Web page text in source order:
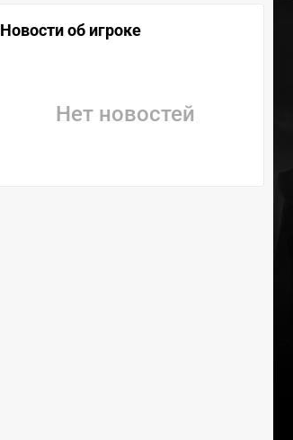
Новости об игроке
Нет новостей